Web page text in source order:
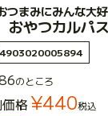
つまみにみんな大好
やつカル
4903020005894
のところ
格¥440税込